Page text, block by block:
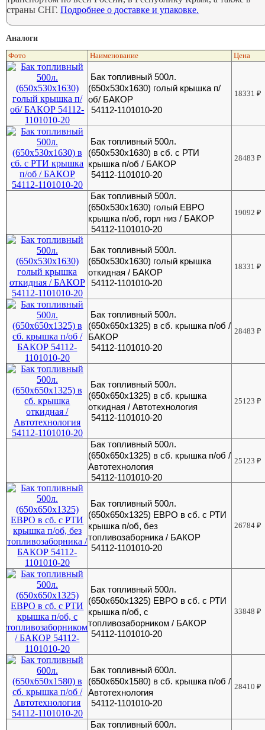
страны СНГ.Подробнее о доставке и упаковке.
Аналоги
Фото Наименование Цена
Бак топливный 500л.
(650х530х1630) голый крышка п/
об/ БАКОР
54112-1101010-20
18331₽
Бак топливный 500л.
(650х530х1630) в сб. с РТИ
крышка п/об / БАКОР
54112-1101010-20
28483₽
Бак топливный 500л.
(650х530х1630) голый ЕВРО
крышка п/об, горл низ / БАКОР
54112-1101010-20
19092₽
Бак топливный 500л.
(650х530х1630) голый крышка
откидная / БАКОР
54112-1101010-20
18331₽
Бак топливный 500л.
(650х650х1325) в сб. крышка п/об /
БАКОР
54112-1101010-20
28483₽
Бак топливный 500л.
(650х650х1325) в сб. крышка
откидная / Автотехнология
54112-1101010-20
25123₽
Бак топливный 500л.
(650х650х1325) в сб. крышка п/об /
Автотехнология
54112-1101010-20
25123₽
Бак топливный 500л.
(650х650х1325) ЕВРО в сб. с РТИ
крышка п/об, без
топливозаборника / БАКОР
54112-1101010-20
26784₽
Бак топливный 500л.
(650х650х1325) ЕВРО в сб. с РТИ
крышка п/об, с
топливозаборником / БАКОР
54112-1101010-20
33848₽
Бак топливный 600л.
(650х650х1580) в сб. крышка п/об /
Автотехнология
54112-1101010-20
28410₽
Бак топливный 600л.